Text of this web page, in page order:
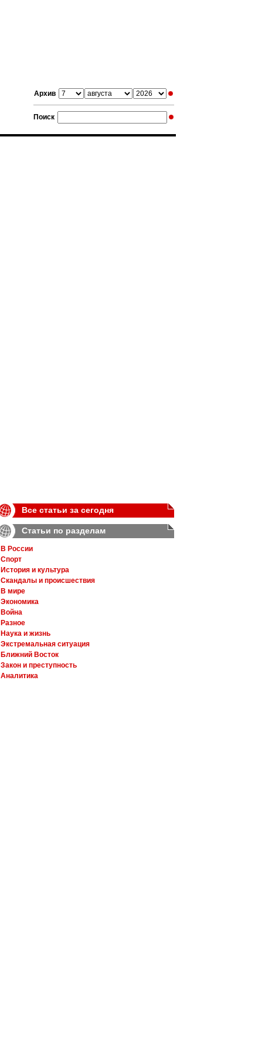
Архив
Поиск
Все статьи за сегодня
Статьи по разделам
В России
Спорт
История и культура
Скандалы и происшествия
В мире
Экономика
Война
Разное
Наука и жизнь
Экстремальная ситуация
Ближний Восток
Закон и преступность
Аналитика